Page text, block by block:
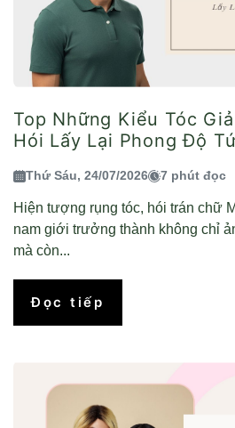
Top Những Kiểu Tóc
Hói Lấy Lại Phong Độ
Thứ Sáu, 24/07/2026 7 phút đọc
Hiện tượng rụng tóc, hói trán chữ
nam giới trưởng thành không chỉ
mà còn...
Đọc tiếp